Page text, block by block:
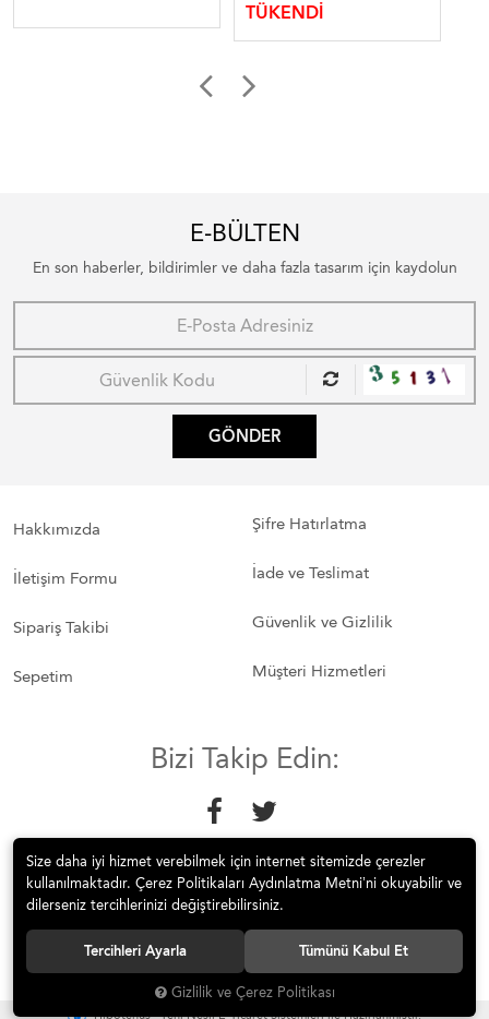
TÜKENDİ
E-BÜLTEN
En son haberler, bildirimler ve daha fazla tasarım için kaydolun
GÖNDER
Hakkımızda
İletişim Formu
Sipariş Takibi
Sepetim
Şifre Hatırlatma
İade ve Teslimat
Güvenlik ve Gizlilik
Müşteri Hizmetleri
Bizi Takip Edin:
© 2018 Mobilyakeyfi İnternet Teknolojileri Mobilya Sanayi İç ve Dış
Tic.Ltd.Şti. Tüm hakları saklıdır.
Hipotenüs Yeni Nesil E-Ticaret Sistemleri ile Hazırlanmıştır.
Size daha iyi hizmet verebilmek için internet sitemizde çerezler
kullanılmaktadır. Çerez Politikaları Aydınlatma Metni’ni okuyabilir ve
dilerseniz tercihlerinizi değiştirebilirsiniz.
Tercihleri Ayarla Tümünü Kabul Et
Gizlilik ve Çerez Politikası